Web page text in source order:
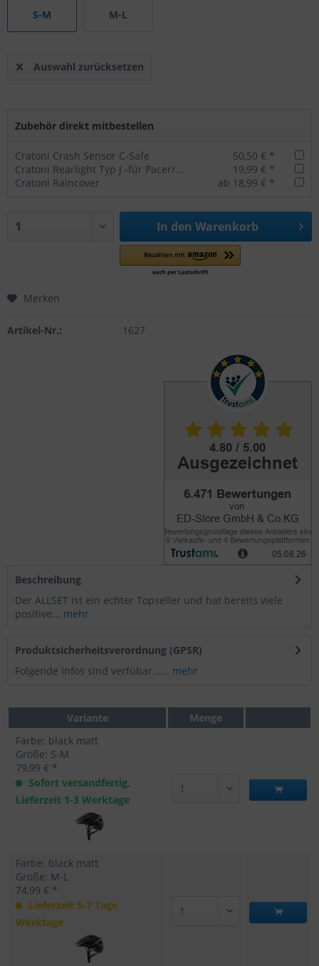
S-M M-L
Auswahl zurücksetzen
Zubehör direkt mitbestellen
Cratoni Crash Sensor C-Safe
50,50 € *
Cratoni Rearlight Typ J -für Pacer/Agravic/AllSet
19,99 € *
Cratoni Raincover
ab 18,99 € *
In den Warenkorb
Merken
Artikel-Nr.: 1627
Beschreibung
Der ALLSET ist ein echter Topseller und hat bereits viele
positive... mehr
Produktsicherheitsverordnung (GPSR)
Folgende Infos sind verfübar...... mehr
Variante
Menge
Farbe: black matt
Größe: S-M
79,99 € *
Sofort versandfertig,
Lieferzeit 1-3 Werktage
Farbe: black matt
Größe: M-L
74,99 € *
Lieferzeit 5-7 Tage
Werktage